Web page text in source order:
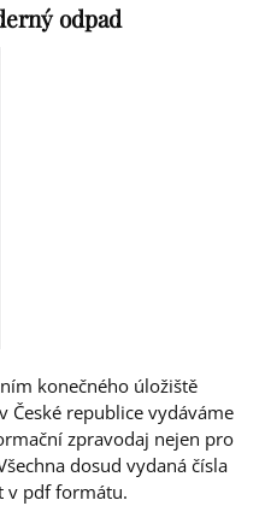
odpad
konečného úložiště
České republice vydáváme
zpravodaj nejen pro
dosud vydaná čísla
v pdf formátu.